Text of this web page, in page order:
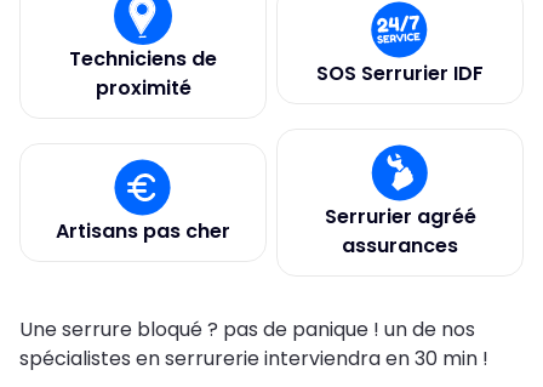
Techniciens de
proximité
SOS Serrurier IDF
Artisans pas cher
Serrurier agréé
assurances
Une serrure bloqué ? pas de panique ! un de nos
spécialistes en serrurerie interviendra en 30 min !